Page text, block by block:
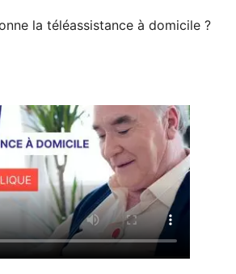
la téléassistance à domicile ?